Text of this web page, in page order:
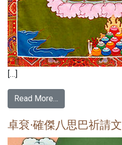
[…]
Read More…
卓袞·確傑八思巴祈請文